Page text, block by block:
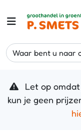
Waar bent u naar
Let op
kun je geen